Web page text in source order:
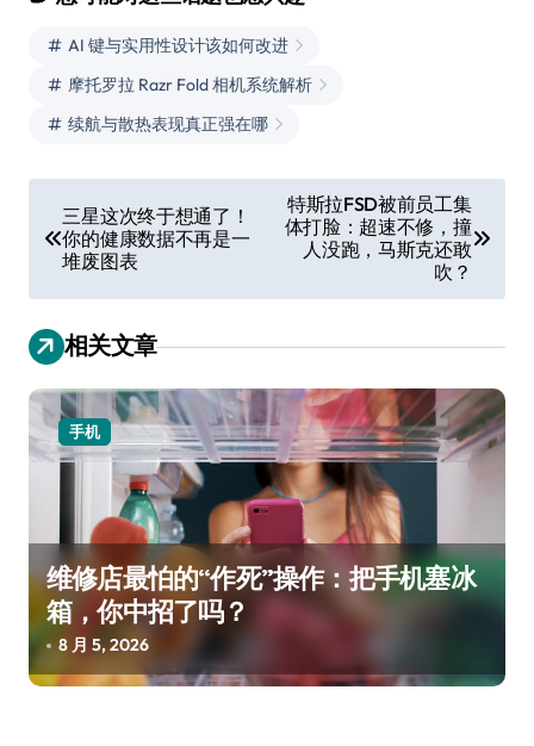
AI 键与实用性设计该如何改进
摩托罗拉 Razr Fold 相机系统解析
续航与散热表现真正强在哪
章
三星这次终于想通了！
你的健康数据不再是一
堆废图表
特斯拉FSD被前员工集
体打脸：超速不修，撞
人没跑，马斯克还敢
吹？
相关文章
手机
维修店最怕的“作死”操作：把手机塞冰
箱，你中招了吗？
8 月 5, 2026